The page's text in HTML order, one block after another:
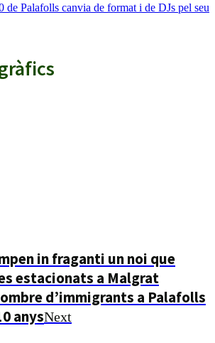
de Palafolls canvia de format i de DJs pel seu
in fraganti un noi que
estacionats a Malgrat
d’immigrants a Palafolls
anysNext